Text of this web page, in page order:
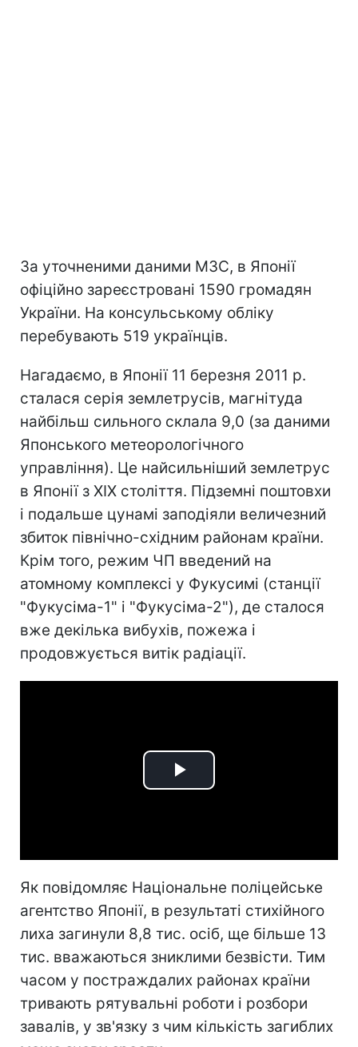
За уточненими даними МЗС, в Японії
офіційно зареєстровані 1590 громадян
України. На консульському обліку
перебувають 519 українців.
Нагадаємо, в Японії 11 березня 2011 р.
сталася серія землетрусів, магнітуда
найбільш сильного склала 9,0 (за даними
Японського метеорологічного
управління). Це найсильніший землетрус
в Японії з XIX століття. Підземні поштовхи
і подальше цунамі заподіяли величезний
збиток північно-східним районам країни.
Крім того, режим ЧП введений на
атомному комплексі у Фукусимі (станції
"Фукусіма-1" і "Фукусіма-2"), де сталося
вже декілька вибухів, пожежа і
продовжується витік радіації.
Play
Як повідомляє Національне поліцейське
агентство Японії, в результаті стихійного
лиха загинули 8,8 тис. осіб, ще більше 13
тис. вважаються зниклими безвісти. Тим
часом у постраждалих районах країни
тривають рятувальні роботи і розбори
завалів, у зв'язку з чим кількість загиблих